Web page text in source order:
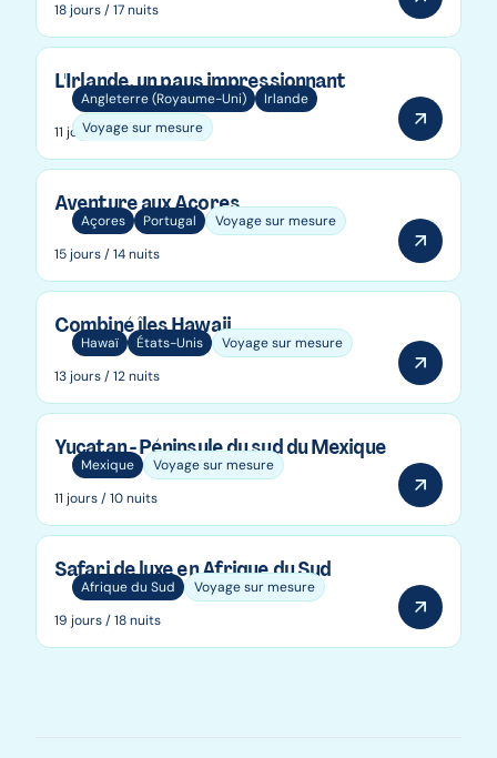
18 jours / 17 nuits
Angleterre (Royaume-Uni)
Irlande
Voyage sur mesure
L'Irlande, un pays impressionnant
11 jours / 10 nuits
Açores Portugal Voyage sur mesure
Aventure aux Açores
15 jours / 14 nuits
Hawaï États-Unis Voyage sur mesure
Combiné îles Hawaii
13 jours / 12 nuits
Mexique Voyage sur mesure
Yucatan - Péninsule du sud du Mexique
11 jours / 10 nuits
Afrique du Sud Voyage sur mesure
Safari de luxe en Afrique du Sud
19 jours / 18 nuits